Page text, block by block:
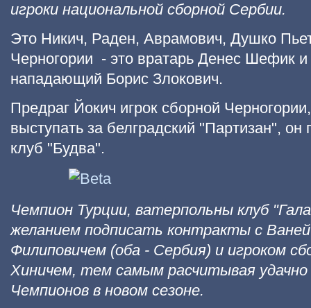
игроки национальной сборной Сербии.
Это Никич, Раден, Аврамович, Душко
Черногории - это вратарь Денес Шефик
нападающий Борис Злокович.
Предраг Йокич игрок сборной
выступать за белградский "Партизан", он
клуб "Будва".
Чемпион Турции, ватерпольны клуб
желанием подписать контракты с
Филиповичем (оба - Сербия) и игроком
Хиничем, тем самым расчитывая
Чемпионов в новом сезоне.